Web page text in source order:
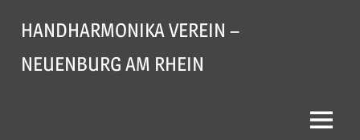
Inhalt
springen
HANDHARMONIKA VEREIN –
NEUENBURG AM RHEIN
Menü